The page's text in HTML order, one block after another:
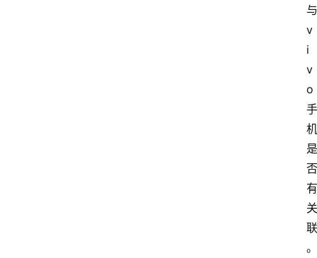
与
v
i
v
o
手
机
是
否
有
关
联
。